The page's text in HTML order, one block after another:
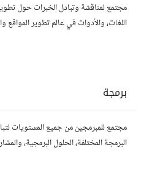
مجتمع لمناقشة وتبادل الخبرات حول
اللغات، والأدوات في عالم تطوير
برمجة
مجتمع للمبرمجين من جميع المستويات
البرمجة المختلفة، الحلول البرمجية،